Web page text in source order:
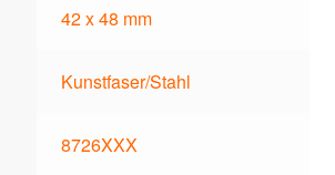
42 x 48 mm
Kunstfaser/Stahl
8726XXX